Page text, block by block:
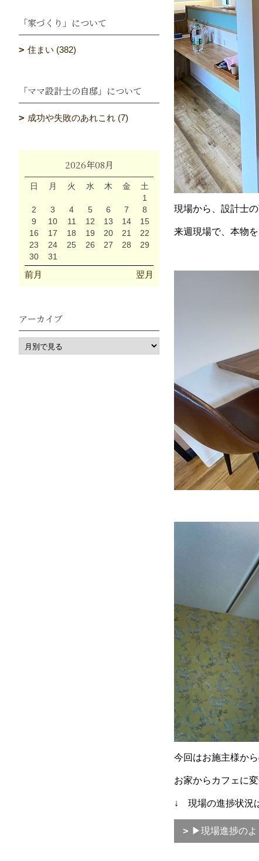
現場から、設計士
来週現場で、本物
今回はお施主様か
お家からカフェに
↓ 現場の進捗状況
▶現場進捗のよ
「家づくり」について
住まい (382)
「ママ設計士の自邸」について
成功や失敗のあれこれ (7)
2026年08月
日 月 火 水 木 金
土
1
2
3 4 5 6 7
8
9
10 11 12 13 14
15
16
17 18 19 20 21
22
23
24 25 26 27 28
29
30
31
前月 翌月
アーカイブ